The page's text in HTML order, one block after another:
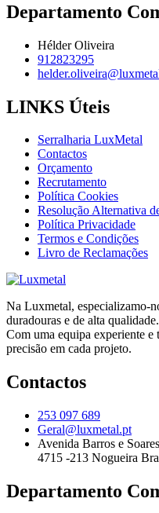
Departamento
Hélder Oliveira
912823295
LINKS Úteis
Serralharia LuxMetal
Contactos
Orçamento
Recrutamento
Política Cookies
Resolução Alternativa
Política Privacidade
Termos e Condições
Livro de Reclamações
Na Luxmetal, especializamo-
duradouras e de alta qualidade.
Com uma equipa experiente
precisão em cada projeto.
Contactos
253 097 689
Geral@luxmetal.pt
Avenida Barros e
4715 -213 Nogueira
Departamento